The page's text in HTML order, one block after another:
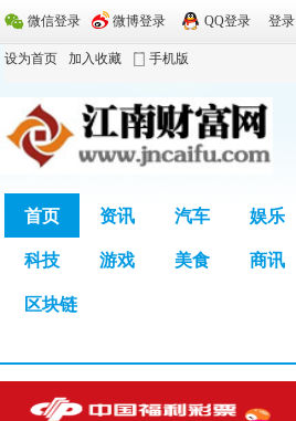
微信登录 微博登录 QQ登录 登录
设为首页 加入收藏 手机版
首页 资讯 汽车 娱乐
科技 游戏 美食 商讯
区块链